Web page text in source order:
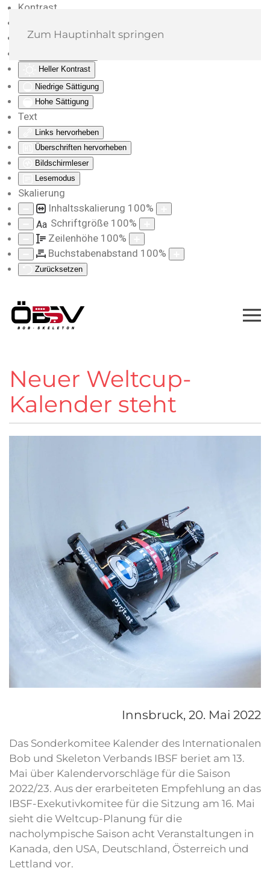
Kontrast
Monochrom
Heller Kontrast
Niedrige Sättigung
Hohe Sättigung
Text
Links hervorheben
Überschriften hervorheben
Bildschirmleser
Lesemodus
Skalierung
Inhaltsskalierung 100%
Aa Schriftgröße 100%
Zeilenhöhe 100%
Buchstabenabstand 100%
Zurücksetzen
Zum Hauptinhalt springen
Neuer Weltcup-
Kalender steht
Innsbruck, 20. Mai 2022
Das Sonderkomitee Kalender des Internationalen
Bob und Skeleton Verbands IBSF beriet am 13.
Mai über Kalendervorschläge für die Saison
2022/23. Aus der erarbeiteten Empfehlung an das
IBSF-Exekutivkomitee für die Sitzung am 16. Mai
sieht die Weltcup-Planung für die
nacholympische Saison acht Veranstaltungen in
Kanada, den USA, Deutschland, Österreich und
Lettland vor.